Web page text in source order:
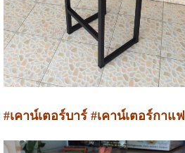
#เคาน์เตอร์บาร์ #เคาน์เตอร์กาแฟ